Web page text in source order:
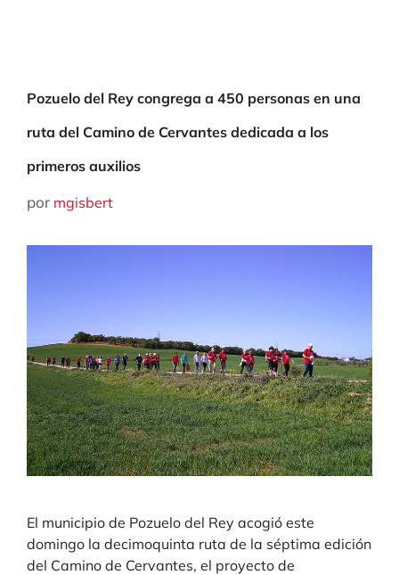
Pozuelo del Rey congrega a 450 personas en una
ruta del Camino de Cervantes dedicada a los
primeros auxilios
por mgisbert
El municipio de Pozuelo del Rey acogió este
domingo la decimoquinta ruta de la séptima edición
del Camino de Cervantes, el proyecto de